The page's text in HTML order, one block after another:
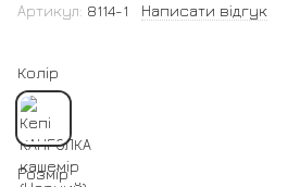
Артикул: 8114-1 Написати відгук
Колір
Розмір